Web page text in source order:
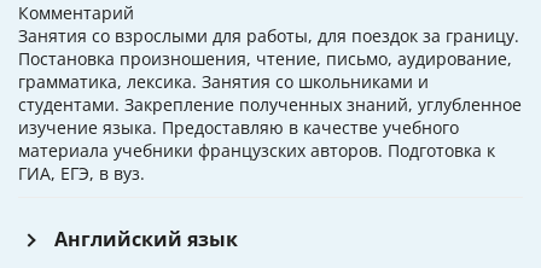
Комментарий
Занятия со взрослыми для работы, для поездок за границу.
Постановка произношения, чтение, письмо, аудирование,
грамматика, лексика. Занятия со школьниками и
студентами. Закрепление полученных знаний, углубленное
изучение языка. Предоставляю в качестве учебного
материала учебники французских авторов. Подготовка к
ГИА, ЕГЭ, в вуз.
Английский язык